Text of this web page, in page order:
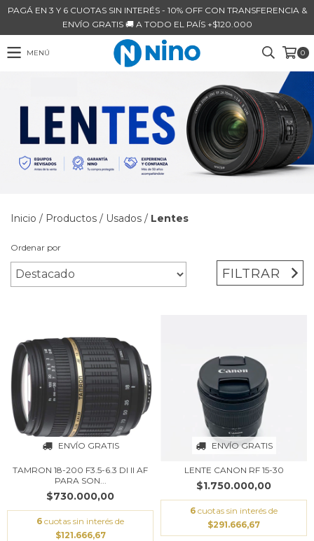
PAGÁ EN 3 Y 6 CUOTAS SIN INTERÉS - 10% OFF CON TRANSFERENCIA &
ENVÍO GRATIS 🚚 A TODO EL PAÍS +$120.000
MENÚ 0
Inicio / Productos / Usados / Lentes
Ordenar por
FILTRAR
ENVÍO GRATIS
TAMRON 18-200 F3.5-6.3 DI II AF
PARA SON...
$730.000,00
6 cuotas sin interés de
$121.666,67
ENVÍO GRATIS
LENTE CANON RF 15-30
$1.750.000,00
6 cuotas sin interés de
$291.666,67